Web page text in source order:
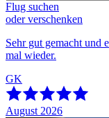
Flug suchen
oder verschenken
Sehr gut gemacht und
mal wieder.
GK
August 2026